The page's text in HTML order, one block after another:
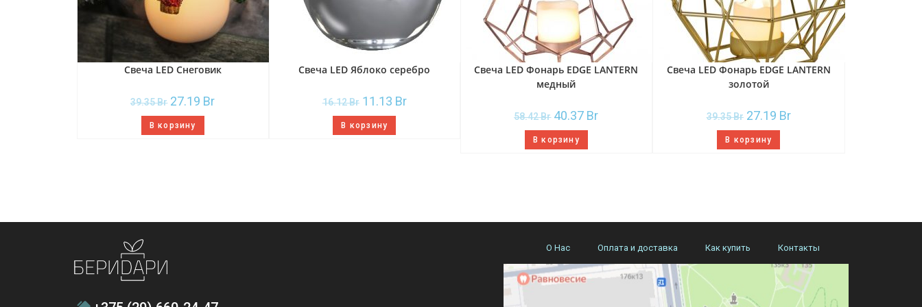
Свеча LED Снеговик
39.35Br 27.19 Br
В корзину
Свеча LED Яблоко серебро
16.12Br 11.13 Br
В корзину
Свеча LED Фонарь EDGE LANTERN
медный
58.42Br 40.37 Br
В корзину
Свеча LED Фонарь EDGE LANTERN
золотой
39.35Br 27.19 Br
В корзину
О Нас Оплата и доставка Как купить Контакты